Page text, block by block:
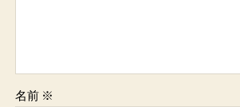
名前 ※